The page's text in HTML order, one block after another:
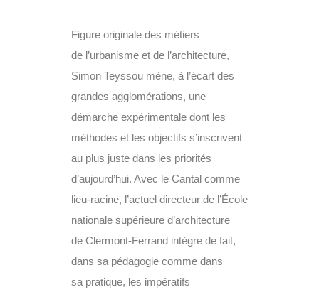
Figure originale des métiers
de l’urbanisme et de l’architecture,
Simon Teyssou mène, à l’écart des
grandes agglomérations, une
démarche expérimentale dont les
méthodes et les objectifs s’inscrivent
au plus juste dans les priorités
d’aujourd’hui. Avec le Cantal comme
lieu-racine, l’actuel directeur de l’École
nationale supérieure d’architecture
de Clermont-Ferrand intègre de fait,
dans sa pédagogie comme dans
sa pratique, les impératifs